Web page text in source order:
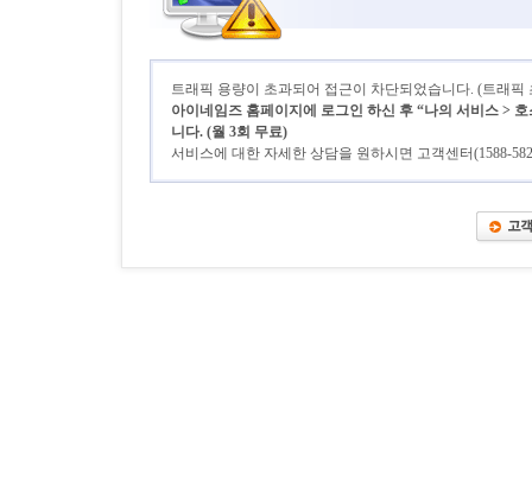
트래픽 용량이 초과되어 접근이 차단되었습니다. (트래픽
아이네임즈 홈페이지에 로그인 하신 후 “나의 서비스 >
니다. (월 3회 무료)
서비스에 대한 자세한 상담을 원하시면 고객센터(1588-